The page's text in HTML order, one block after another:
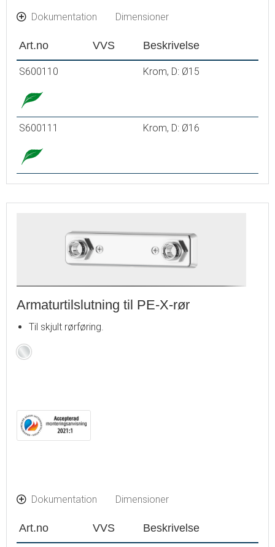
Dokumentation Dimensioner
Art.no VVS Beskrivelse
S600110 Krom, D: Ø15
S600111 Krom, D: Ø16
Armaturtilslutning til PE-X-rør
Til skjult rørføring.
Krom
Dokumentation Dimensioner
Art.no VVS Beskrivelse